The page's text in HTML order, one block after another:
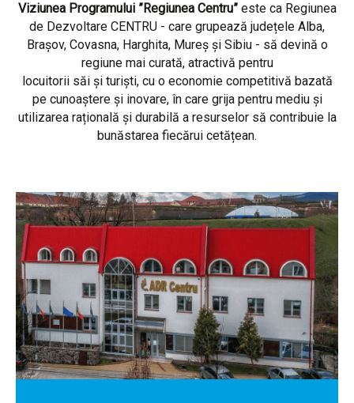
Viziunea Programului ”Regiunea Centru”este ca Regiunea
de Dezvoltare CENTRU - care grupează județele Alba,
Brașov, Covasna, Harghita, Mureș și Sibiu - să devină o
regiune mai curată, atractivă pentru
locuitorii săi și turiști, cu o economie competitivă bazată
pe cunoaștere și inovare, în care grija pentru mediu și
utilizarea rațională și durabilă a resurselor să contribuie la
bunăstarea fiecărui cetățean.